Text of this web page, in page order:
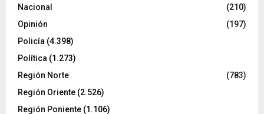
Nacional
(210)
Opinión
(197)
Policía (4.398)
Política (1.273)
Región Norte
(783)
Región Oriente (2.526)
Región Poniente (1.106)